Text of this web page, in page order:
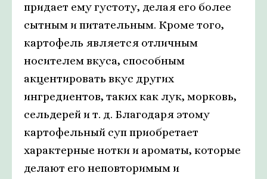
придает ему густоту, делая его более
сытным и питательным. Кроме того,
картофель является отличным
носителем вкуса, способным
акцентировать вкус других
ингредиентов, таких как лук, морковь,
сельдерей и т. д. Благодаря этому
картофельный суп приобретает
характерные нотки и ароматы, которые
делают его неповторимым и